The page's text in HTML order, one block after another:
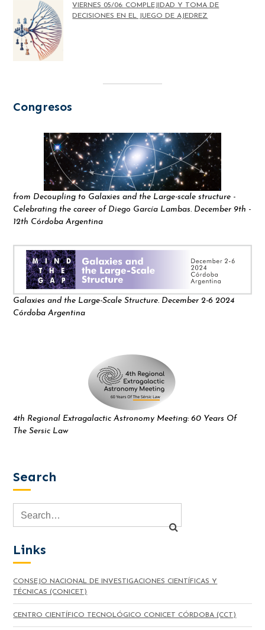
VIERNES 05/06: COMPLEJIDAD Y TOMA DE
DECISIONES EN EL JUEGO DE AJEDREZ
Congresos
from Decoupling to Galaxies and the Large-scale structure -
Celebrating the career of Diego García Lambas. December 9th -
12th Córdoba Argentina
Galaxies and the Large-Scale Structure. December 2-6 2024
Córdoba Argentina
4th Regional Extragalactic Astronomy Meeting: 60 Years Of
The Sersic Law
Search
Links
CONSEJO NACIONAL DE INVESTIGACIONES CIENTÍFICAS Y
TÉCNICAS (CONICET)
CENTRO CIENTÍFICO TECNOLÓGICO CONICET CÓRDOBA (CCT)